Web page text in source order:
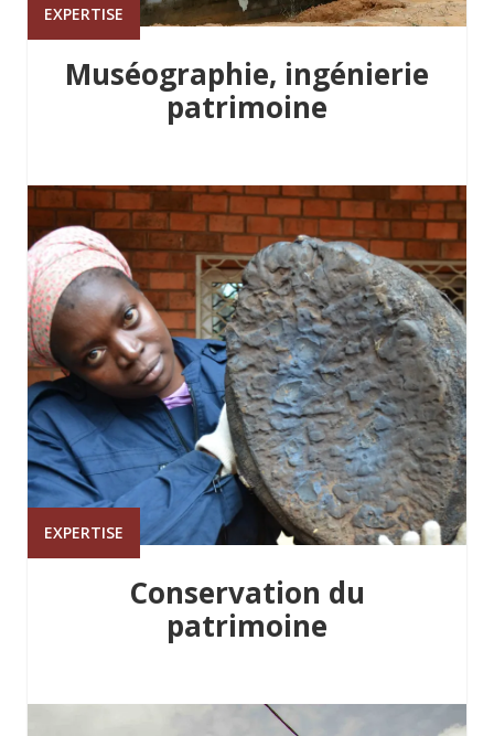
EXPERTISE
Muséographie, ingénierie
patrimoine
EXPERTISE
Conservation du
patrimoine